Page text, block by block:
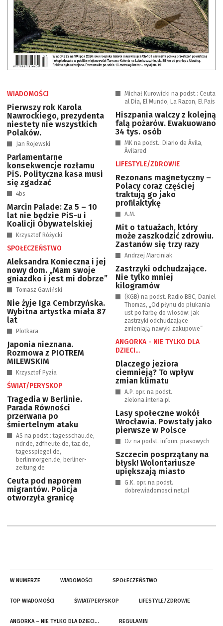
WIADOMOŚCI
Pierwszy rok Karola
Nawrockiego, prezydenta
niestety nie wszystkich
Polaków.
Jan Rojewski
Parlamentarne
konsekwencje rozłamu
PiS. Polityczna kasa musi
się zgadzać
4bs
Marcin Palade: Za 5 – 10
lat nie będzie PiS-u i
Koalicji Obywatelskiej
Krzysztof Różycki
SPOŁECZEŃSTWO
Aleksandra Konieczna i jej
nowy dom. „Mam swoje
gniazdko i jest mi dobrze”
Tomasz Gawiński
Nie żyje Iga Cembrzyńska.
Wybitna artystka miała 87
lat
Plotkara
Japonia nieznana.
Rozmowa z PIOTREM
MILEWSKIM
Krzysztof Pyzia
ŚWIAT/PERYSKOP
Tragedia w Berlinie.
Parada Równości
przerwana po
śmiertelnym ataku
AS na podst.: tagesschau.de,
ndr.de, zdfheute.de, taz.de,
tagesspiegel.de,
berlinmorgen.de, berliner-
zeitung.de
Ceuta pod naporem
migrantów. Policja
otworzyła granicę
Michał Kurowicki na podst.: Ceuta
al Dia, El Mundo, La Razon, El Pais
Hiszpania walczy z kolejną
falą pożarów. Ewakuowano
34 tys. osób
MK na podst.: Diario de Ávila,
Ávilared
LIFESTYLE/ZDROWIE
Rezonans magnetyczny –
Polacy coraz częściej
traktują go jako
profilaktykę
A.M.
Mit o tatuażach, który
może zaszkodzić zdrowiu.
Zastanów się trzy razy
Andrzej Marciniak
Zastrzyki odchudzające.
Nie tylko mniej
kilogramów
(KGB) na podst. Radio BBC, Daniel
Thomas, „Od płynu do płukania
ust po farbę do włosów: jak
zastrzyki odchudzające
zmieniają nawyki zakupowe”
ANGORKA - NIE TYLKO DLA
DZIECI...
Dlaczego jeziora
ciemnieją? To wpływ
zmian klimatu
A.P. opr. na podst.
zielona.interia.pl
Lasy społeczne wokół
Wrocławia. Powstały jako
pierwsze w Polsce
Oz na podst. inform. prasowych
Szczecin posprzątany na
błysk! Wolontariusze
upiększają miasto
G.K. opr. na podst.
dobrewiadomosci.net.pl
W NUMERZE WIADOMOŚCI SPOŁECZEŃSTWO
TOP WIADOMOŚCI ŚWIAT/PERYSKOP LIFESTYLE/ZDROWIE
ANGORKA – NIE TYLKO DLA DZIECI… REGULAMIN